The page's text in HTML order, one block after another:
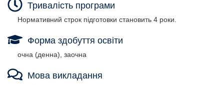
Тривалість програми
Нормативний строк підготовки становить 4 роки.
Форма здобуття освіти
очна (денна), заочна
Мова викладання